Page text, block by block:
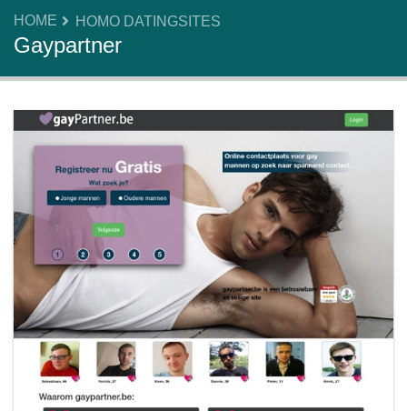
HOME HOMO DATINGSITES
Gaypartner